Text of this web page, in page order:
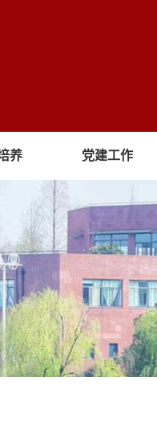
养 党建工作